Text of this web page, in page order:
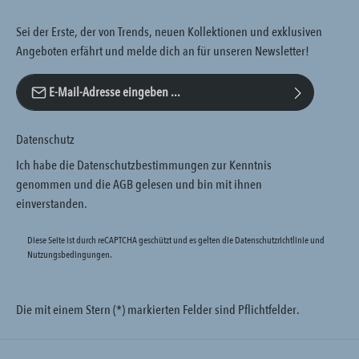
Sei der Erste, der von Trends, neuen Kollektionen und exklusiven
Angeboten erfährt und melde dich an für unseren Newsletter!
E-Mail-Adresse*
Datenschutz
Ich habe dieDatenschutzbestimmungenzur Kenntnis
genommen und dieAGBgelesen und bin mit ihnen
einverstanden.
Diese Seite ist durch reCAPTCHA geschützt und es gelten dieDatenschutzrichtlinieund
Nutzungsbedingungen.
Die mit einem Stern (*) markierten Felder sind Pflichtfelder.